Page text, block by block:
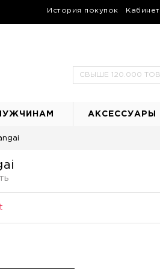
История покупок Кабинет
АКСЕССУАРЫ